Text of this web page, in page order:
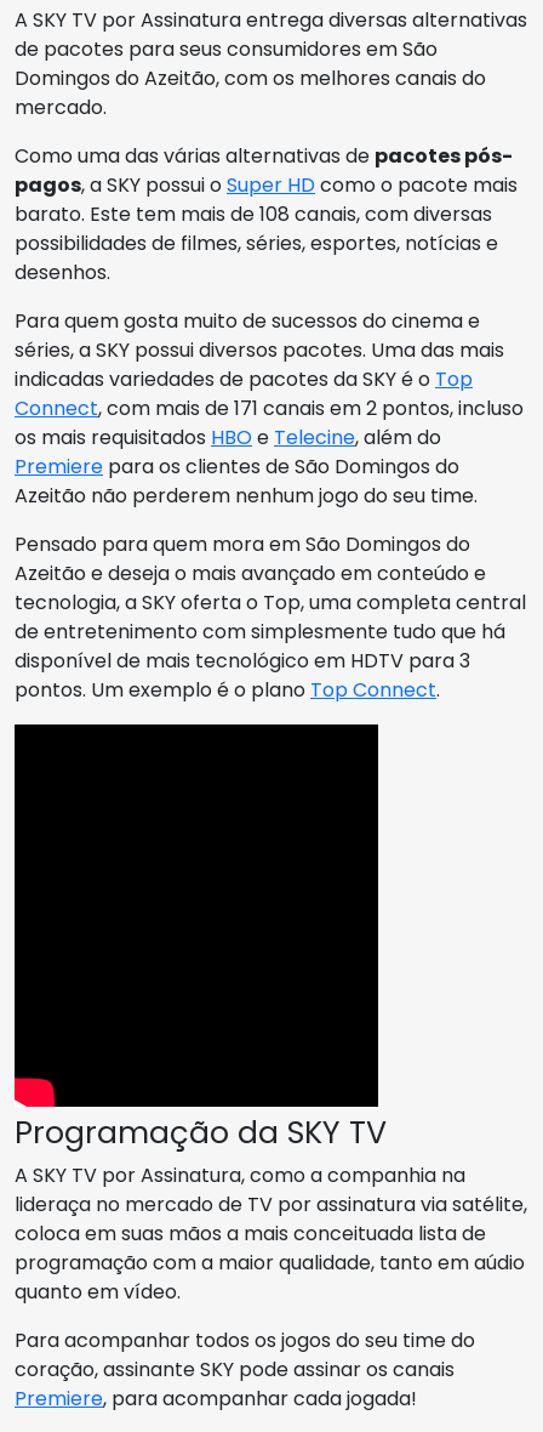
A SKY TV por Assinatura entrega diversas alternativas
de pacotes para seus consumidores em São
Domingos do Azeitão, com os melhores canais do
mercado.
Como uma das várias alternativas de pacotes pós-
pagos, a SKY possui oSuper HDcomo o pacote mais
barato. Este tem mais de 108 canais, com diversas
possibilidades de filmes, séries, esportes, notícias e
desenhos.
Para quem gosta muito de sucessos do cinema e
séries, a SKY possui diversos pacotes. Uma das mais
indicadas variedades de pacotes da SKY é o Top
Connect, com mais de 171 canais em 2 pontos, incluso
os mais requisitados HBOe Telecine, além do
Premiere para os clientes de São Domingos do
Azeitão não perderem nenhum jogo do seu time.
Pensado para quem mora em São Domingos do
Azeitão e deseja o mais avançado em conteúdo e
tecnologia, a SKY oferta o Top, uma completa central
de entretenimento com simplesmente tudo que há
disponível de mais tecnológico em HDTV para 3
pontos. Um exemplo é o plano Top Connect.
Programação da SKY TV
A SKY TV por Assinatura, como a companhia na
lideraça no mercado de TV por assinatura via satélite,
coloca em suas mãos a mais conceituada lista de
programação com a maior qualidade, tanto em aúdio
quanto em vídeo.
Para acompanhar todos os jogos do seu time do
coração, assinante SKY pode assinar os canais
Premiere, para acompanhar cada jogada!